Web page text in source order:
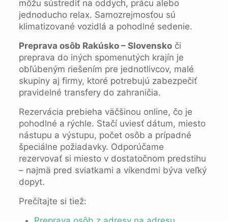
môžu sústrediť na oddych, prácu alebo
jednoducho relax. Samozrejmosťou sú
klimatizované vozidlá a pohodlné sedenie.
Preprava osôb Rakúsko – Slovenskoči
preprava do iných spomenutých krajín je
obľúbeným riešením pre jednotlivcov, malé
skupiny aj firmy, ktoré potrebujú zabezpečiť
pravidelné transfery do zahraničia.
Rezervácia prebieha väčšinou online, čo je
pohodlné a rýchle. Stačí uviesť dátum, miesto
nástupu a výstupu, počet osôb a prípadné
špeciálne požiadavky. Odporúčame
rezervovať si miesto v dostatočnom predstihu
– najmä pred sviatkami a víkendmi býva veľký
dopyt.
Prečítajte si tiež: